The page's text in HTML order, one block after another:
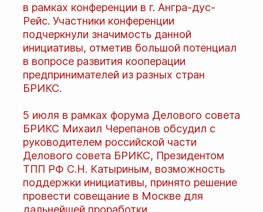
в рамках конференции в г. Ангра-дус-
Рейс. Участники конференции
подчеркнули значимость данной
инициативы, отметив большой потенциал
в вопросе развития кооперации
предпринимателей из разных стран
БРИКС.
5 июля в рамках форума Делового совета
БРИКС Михаил Черепанов обсудил с
руководителем российской части
Делового совета БРИКС, Президентом
ТПП РФ С.Н. Катыриным, возможность
поддержки инициативы, принято решение
провести совещание в Москве для
дальнейшей проработки.